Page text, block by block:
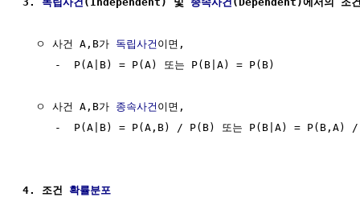
  ㅇ 사건 A,B가
독립사건 이면,
     -  P(A|B) = P(A) 또는 P(B|A) = P(B)
  ㅇ 사건 A,B가
종속사건 이면,
-  P(A|B) = P(A,B) / P(B) 또는 P(B|A) = P(B,A)
4. 조건 확률분포